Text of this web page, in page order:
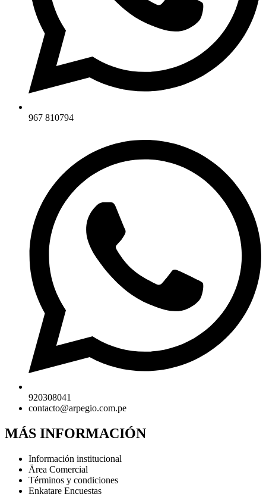
967 810794
920308041
contacto@arpegio.com.pe
MÁS INFORMACIÓN
Información institucional
Ärea Comercial
Términos y condiciones
Enkatare Encuestas